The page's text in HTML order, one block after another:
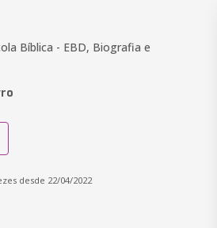
Bíblica - EBD, Biografia e
desde 22/04/2022